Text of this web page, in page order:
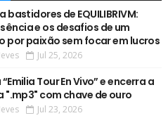
bastidores de EQUILIBRIVM:
e os desafios de um
por paixão sem focar em lucros
Jul 25, 2026
Tour En Vivo” e encerra a
".mp3" com chave de ouro
Jul 23, 2026